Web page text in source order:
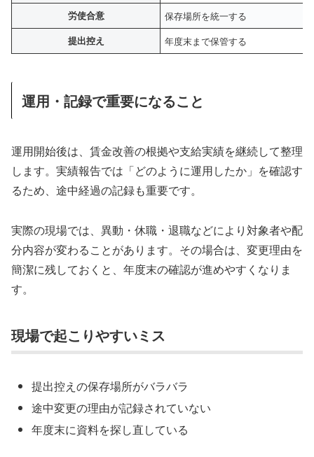
労使合意 保存場所を統一する
提出控え 年度末まで保管する
運用・記録で重要になること
運用開始後は、賃金改善の根拠や支給実績を継続して整理
します。実績報告では「どのように運用したか」を確認す
るため、途中経過の記録も重要です。
実際の現場では、異動・休職・退職などにより対象者や配
分内容が変わることがあります。その場合は、変更理由を
簡潔に残しておくと、年度末の確認が進めやすくなりま
す。
現場で起こりやすいミス
提出控えの保存場所がバラバラ
途中変更の理由が記録されていない
年度末に資料を探し直している